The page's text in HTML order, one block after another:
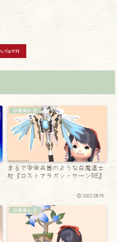
白魔道士-杖
まるで宇宙兵器のような白魔道士
杖『ロストアラガン・ケーンRE』
2022.08.15
白魔道士-杖